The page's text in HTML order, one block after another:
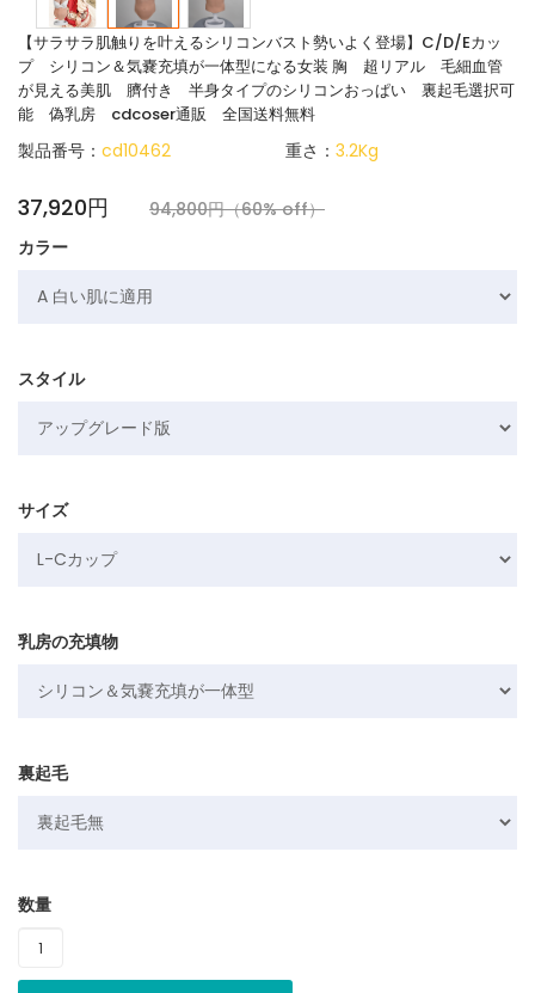
【サラサラ肌触りを叶えるシリコンバスト勢いよく登場】C/D/Eカッ
プ シリコン＆気嚢充填が一体型になる女装 胸 超リアル 毛細血管
が見える美肌 臍付き 半身タイプのシリコンおっぱい 裏起毛選択可
能 偽乳房 cdcoser通販 全国送料無料
製品番号： cd10462 重さ： 3.2Kg
37,920円 94,800円（60% off）
カラー
スタイル
サイズ
乳房の充填物
裏起毛
数量